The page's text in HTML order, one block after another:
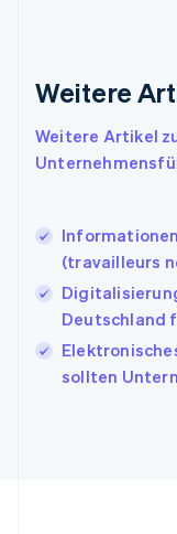
Weitere
Weitere Artikel
(travailleurs
Deutschland
sollten
Irland
Italien
Italiano English
English Français
Kroatien
EnglishItaliano
Lettland
Liechtenstein
Deutsch English